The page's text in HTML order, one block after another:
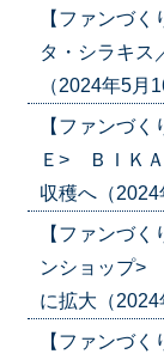
【ファンづ
タ・シラキス
（2024年5月
【ファンづ
Ｅ> ＢＩＫ
収穫へ（
【ファンづ
ンショップ>
に拡大（
【ファンづ